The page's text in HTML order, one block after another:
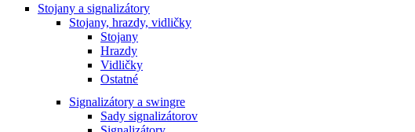
Stojany a signalizátory
Stojany, hrazdy, vidličky
Stojany
Hrazdy
Vidličky
Ostatné
Signalizátory a swingre
Sady signalizátorov